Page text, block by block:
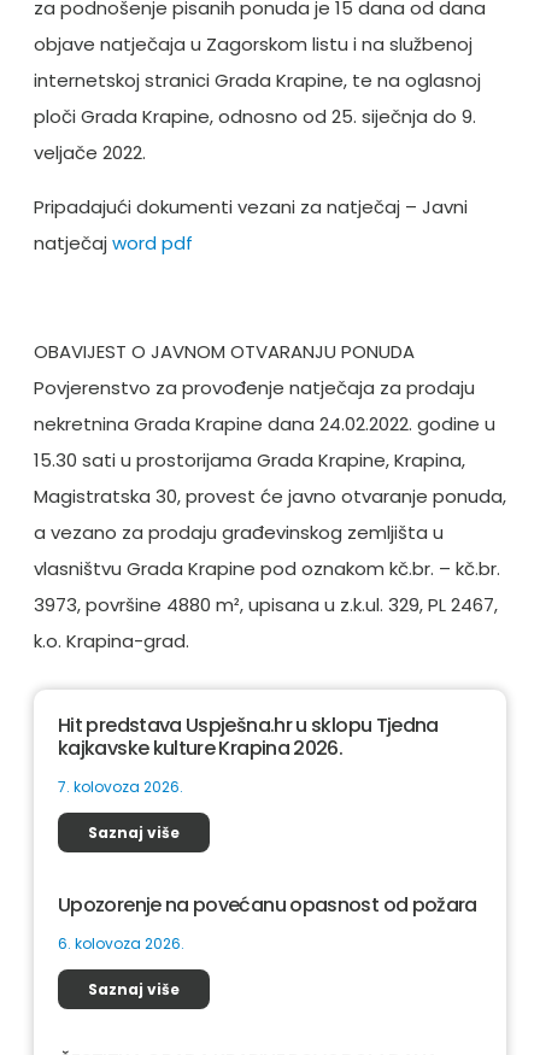
za podnošenje pisanih ponuda je 15 dana od dana
objave natječaja u Zagorskom listu i na službenoj
internetskoj stranici Grada Krapine, te na oglasnoj
ploči Grada Krapine, odnosno od 25. siječnja do 9.
veljače 2022.
Pripadajući dokumenti vezani za natječaj – Javni
natječaj wordpdf
OBAVIJEST O JAVNOM OTVARANJU PONUDA
Povjerenstvo za provođenje natječaja za prodaju
nekretnina Grada Krapine dana 24.02.2022. godine u
15.30 sati u prostorijama Grada Krapine, Krapina,
Magistratska 30, provest će javno otvaranje ponuda,
a vezano za prodaju građevinskog zemljišta u
vlasništvu Grada Krapine pod oznakom kč.br. – kč.br.
3973, površine 4880 m², upisana u z.k.ul. 329, PL 2467,
k.o. Krapina-grad.
Hit predstava Uspješna.hr u sklopu Tjedna
kajkavske kulture Krapina 2026.
7. kolovoza 2026.
Saznaj više
Upozorenje na povećanu opasnost od požara
6. kolovoza 2026.
Saznaj više